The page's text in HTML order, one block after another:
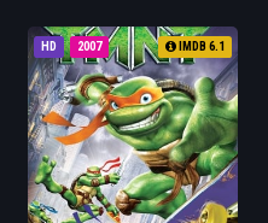
HD 2007 IMDB 6.1